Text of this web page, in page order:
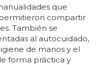
que
compartir
También se
al autocuidado,
de manos y el
forma práctica y